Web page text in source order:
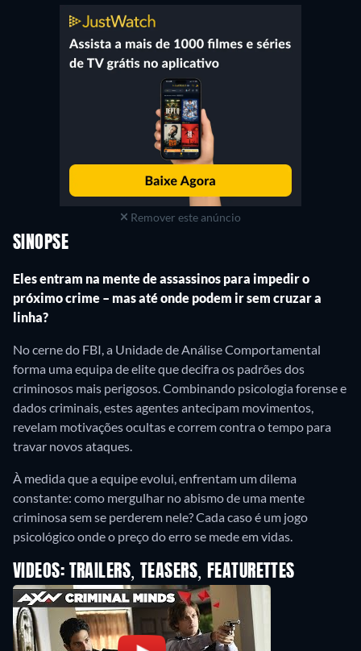
Remover este anúncio
SINOPSE
Eles entram na mente de assassinos para impedir o
próximo crime – mas até onde podem ir sem cruzar a
linha?
No cerne do FBI, a Unidade de Análise Comportamental
forma uma equipa de elite que decifra os padrões dos
criminosos mais perigosos. Combinando psicologia forense e
dados criminais, estes agentes antecipam movimentos,
revelam motivações ocultas e correm contra o tempo para
travar novos ataques.
À medida que a equipe evolui, enfrentam um dilema
constante: como mergulhar no abismo de uma mente
criminosa sem se perderem nele? Cada caso é um jogo
psicológico onde o preço do erro se mede em vidas.
VIDEOS: TRAILERS, TEASERS, FEATURETTES